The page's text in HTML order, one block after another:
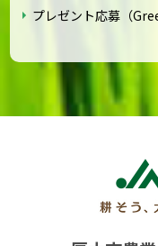
プレゼント応募（